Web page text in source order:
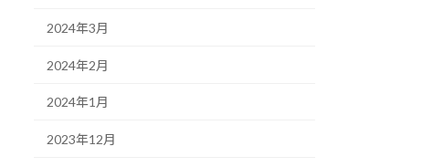
2024年3月
2024年2月
2024年1月
2023年12月